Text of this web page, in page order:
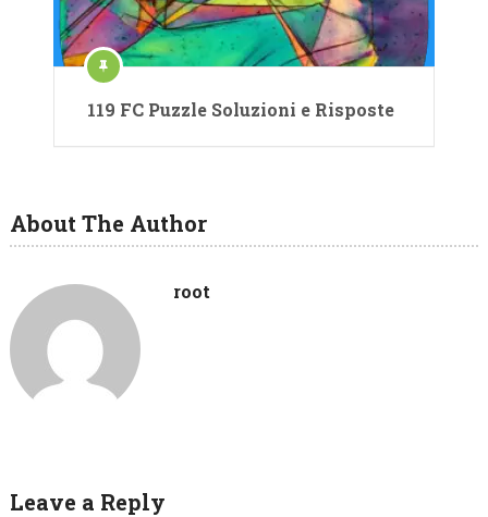
119 FC Puzzle Soluzioni e Risposte
About The Author
root
Leave a Reply